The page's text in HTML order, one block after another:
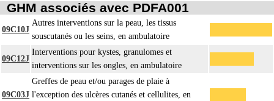
GHM associés avec PDFA001
09C10J
Autres interventions sur la peau, les tissus
souscutanés ou les seins, en ambulatoire
09C12J
Interventions pour kystes, granulomes et
interventions sur les ongles, en ambulatoire
09C03J
Greffes de peau et/ou parages de plaie à
l'exception des ulcères cutanés et cellulites, en